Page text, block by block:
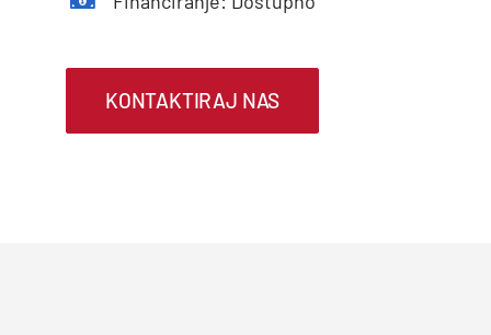
KONTAKTIRAJ NAS